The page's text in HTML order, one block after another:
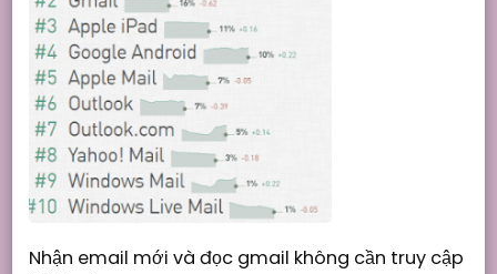
Nhận email mới và đọc gmail không cần truy cập